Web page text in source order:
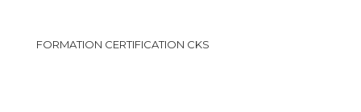
FORMATION CERTIFICATION CKS